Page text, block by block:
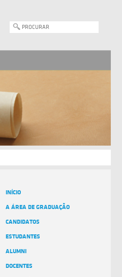
INÍCIO
A ÁREA DE GRADUAÇÃO
CANDIDATOS
ESTUDANTES
ALUMNI
DOCENTES